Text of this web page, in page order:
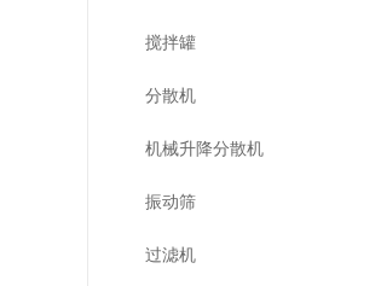
搅拌罐
分散机
机械升降分散机
振动筛
过滤机